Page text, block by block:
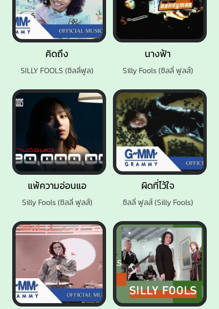
ผิดที่ไว้ใจ
ซิลลี่ ฟูลส์ (Silly Fools)
คิดถึง
SILLY FOOLS (ซิลลี่ฟูล)
นางฟ้า
Silly Fools (ซิลลี่ ฟูลส์)
แพ้ความอ่อนแอ
Silly Fools (ซิลลี่ ฟูลส์)